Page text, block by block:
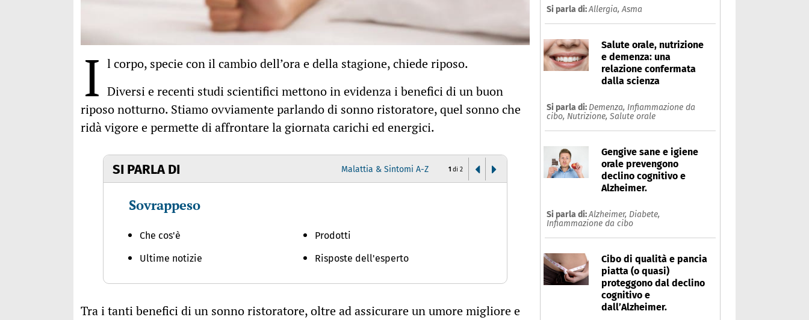
I l corpo, specie con il cambio dell’ora e della stagione, chiede riposo.
Diversi e recenti studi scientifici mettono in evidenza i benefici di un buon
riposo notturno. Stiamo ovviamente parlando di sonno ristoratore, quel sonno che
ridà vigore e permette di affrontare la giornata carichi ed energici.
SI PARLA DI Malattia & Sintomi A-Z
Sovrappeso
Che cos'è
Ultime notizie
Prodotti
Risposte dell'esperto
Che cos'è
Ultime notizie
1 di 2
Tra i tanti benefici di un sonno ristoratore, oltre ad assicurare un umore migliore e
Si parla di:Allergia,Asma
Salute orale, nutrizione
e demenza: una
relazione confermata
dalla scienza
Si parla di: Demenza, Infiammazione da
cibo, Nutrizione, Salute orale
Gengive sane e igiene
orale prevengono
declino cognitivo e
Alzheimer.
Si parla di:Alzheimer, Diabete,
Infiammazione da cibo
Cibo di qualità e pancia
piatta (o quasi)
proteggono dal declino
cognitivo e
dall’Alzheimer.